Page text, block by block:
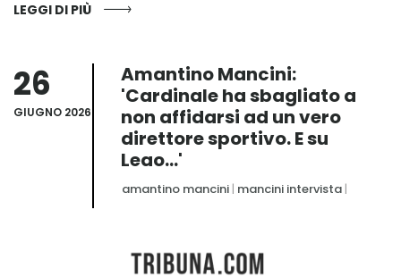
LEGGI DI PIÙ
26
GIUGNO 2026
Amantino Mancini:
'Cardinale ha sbagliato a
non affidarsi ad un vero
direttore sportivo. E su
Leao...'
amantino mancini | mancini intervista |